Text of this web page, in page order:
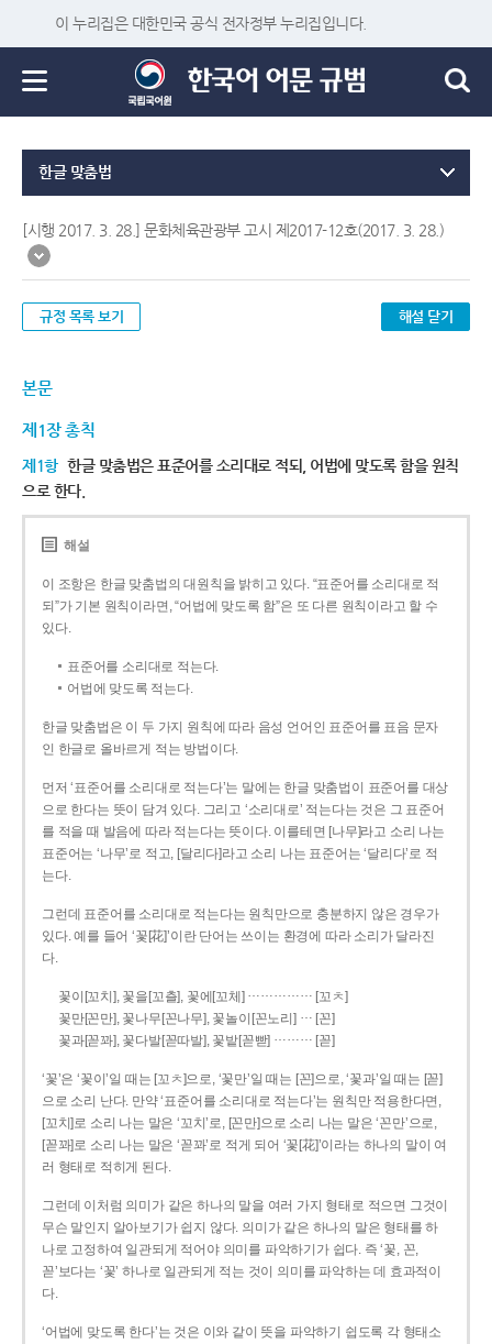
이 누리집은 대한민국 공식 전자정부 누리집입니다.
한글 맞춤법
[시행 2017. 3. 28.] 문화체육관광부 고시 제2017-12호(2017. 3. 28.)
규정 목록 보기 해설 닫기
본문
제1장 총칙
제1항 한글 맞춤법은 표준어를 소리대로 적되, 어법에 맞도록 함을 원칙
으로 한다.
해설
이 조항은 한글 맞춤법의 대원칙을 밝히고 있다. “표준어를 소리대로 적
되”가 기본 원칙이라면, “어법에 맞도록 함”은 또 다른 원칙이라고 할 수
있다.
표준어를 소리대로 적는다.
어법에 맞도록 적는다.
한글 맞춤법은 이 두 가지 원칙에 따라 음성 언어인 표준어를 표음 문자
인 한글로 올바르게 적는 방법이다.
먼저 ‘표준어를 소리대로 적는다’는 말에는 한글 맞춤법이 표준어를 대상
으로 한다는 뜻이 담겨 있다. 그리고 ‘소리대로’ 적는다는 것은 그 표준어
를 적을 때 발음에 따라 적는다는 뜻이다. 이를테면 [나무]라고 소리 나는
표준어는 ‘나무’로 적고, [달리다]라고 소리 나는 표준어는 ‘달리다’로 적
는다.
그런데 표준어를 소리대로 적는다는 원칙만으로 충분하지 않은 경우가
있다. 예를 들어 ‘꽃[花]’이란 단어는 쓰이는 환경에 따라 소리가 달라진
다.
꽃이[꼬치], 꽃을[꼬츨], 꽃에[꼬체] …………… [꼬ㅊ]
꽃만[꼰만], 꽃나무[꼰나무], 꽃놀이[꼰노리] … [꼰]
꽃과[꼳꽈], 꽃다발[꼳따발], 꽃밭[꼳빧] ……… [꼳]
‘꽃’은 ‘꽃이’일 때는 [꼬ㅊ]으로, ‘꽃만’일 때는 [꼰]으로, ‘꽃과’일 때는 [꼳]
으로 소리 난다. 만약 ‘표준어를 소리대로 적는다’는 원칙만 적용한다면,
[꼬치]로 소리 나는 말은 ‘꼬치’로, [꼰만]으로 소리 나는 말은 ‘꼰만’으로,
[꼳꽈]로 소리 나는 말은 ‘꼳꽈’로 적게 되어 ‘꽃[花]’이라는 하나의 말이 여
러 형태로 적히게 된다.
그런데 이처럼 의미가 같은 하나의 말을 여러 가지 형태로 적으면 그것이
무슨 말인지 알아보기가 쉽지 않다. 의미가 같은 하나의 말은 형태를 하
나로 고정하여 일관되게 적어야 의미를 파악하기가 쉽다. 즉 ‘꽃, 꼰,
꼳’보다는 ‘꽃’ 하나로 일관되게 적는 것이 의미를 파악하는 데 효과적이
다.
‘어법에 맞도록 한다’는 것은 이와 같이 뜻을 파악하기 쉽도록 각 형태소